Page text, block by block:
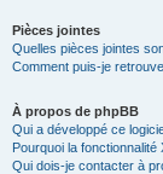
Pièces jointes
Quelles pièces jointes
Comment puis-je
À propos de phpBB
Qui a développé ce
Pourquoi la fonctionnalité
Qui dois-je contacter à